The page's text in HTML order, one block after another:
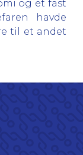
og et fast
havde
til et andet